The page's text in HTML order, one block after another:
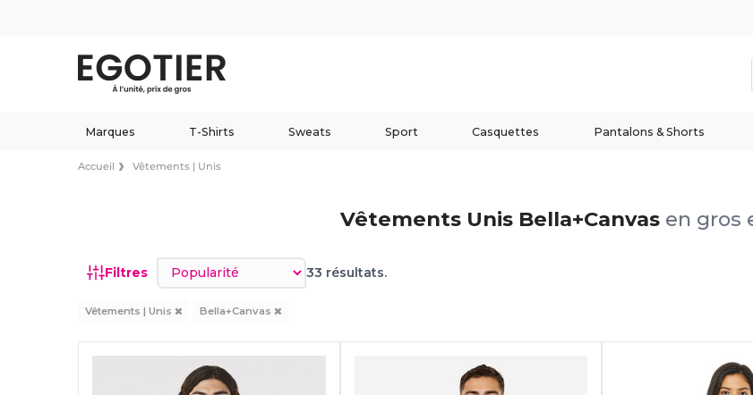
Marques T-Shirts Sweats Sport Casquettes Pantalons & Shorts
Accueil Vêtements | Unis
Vêtements Unis Bella+Canvas en gros
Filtres Trier par 33 résultats.
Vêtements | Unis Bella+Canvas